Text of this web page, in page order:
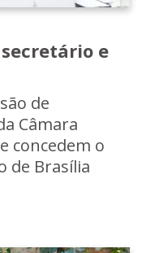
e
de
Câmara
concedem o
de Brasília